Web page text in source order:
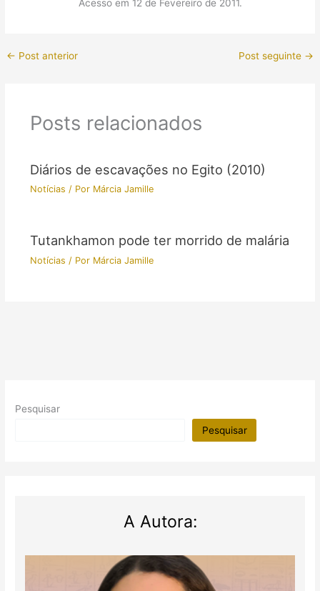
Acesso em 12 de Fevereiro de 2011.
← Post anterior Post seguinte →
Posts relacionados
Diários de escavações no Egito (2010)
Notícias / Por Márcia Jamille
Tutankhamon pode ter morrido de malária
Notícias / Por Márcia Jamille
Pesquisar
Pesquisar
A Autora: